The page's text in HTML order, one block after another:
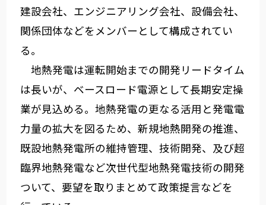
建設会社、エンジニアリング会社、設備会社、
関係団体などをメンバーとして構成されてい
る。
地熱発電は運転開始までの開発リードタイム
は長いが、ベースロード電源として長期安定操
業が見込める。地熱発電の更なる活用と発電電
力量の拡大を図るため、新規地熱開発の推進、
既設地熱発電所の維持管理、技術開発、及び超
臨界地熱発電など次世代型地熱発電技術の開発
ついて、要望を取りまとめて政策提言などを